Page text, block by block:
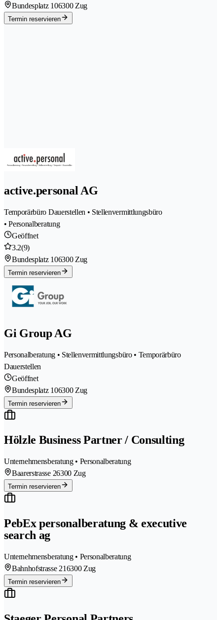
Bundesplatz 106300 Zug
Termin reservieren
active.personal AG
Temporärbüro Dauerstellen • Stellenvermittlungsbüro
• Personalberatung
Geöffnet
3.2(9)
Bundesplatz 106300 Zug
Termin reservieren
Gi Group AG
Personalberatung • Stellenvermittlungsbüro • Temporärbüro
Dauerstellen
Geöffnet
Bundesplatz 106300 Zug
Termin reservieren
Hölzle Business Partner / Consulting
Unternehmensberatung • Personalberatung
Baarerstrasse 26300 Zug
Termin reservieren
PebEx personalberatung & executive
search ag
Unternehmensberatung • Personalberatung
Bahnhofstrasse 216300 Zug
Termin reservieren